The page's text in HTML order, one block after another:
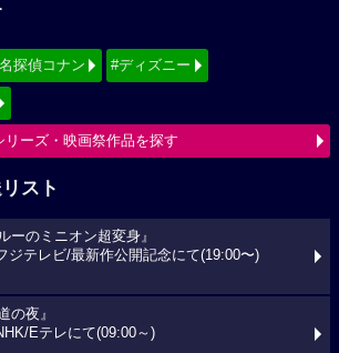
探偵コナン #ディズニー
リーズ・映画祭作品を探す
スト
ーのミニオン超変身』
ジテレビ/最新作公開記念にて(19:00〜)
の夜』
Eテレにて(09:00～)